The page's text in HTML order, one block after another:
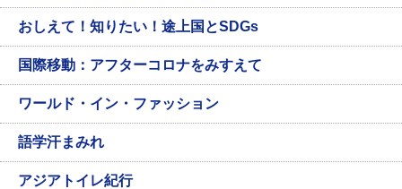
おしえて！知りたい！途上国とSDGs
国際移動：アフターコロナをみすえて
ワールド・イン・ファッション
語学汗まみれ
アジアトイレ紀行